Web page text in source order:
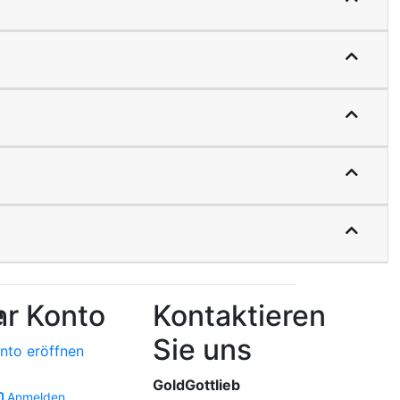
Konto
eröffnen
Anmelden
Kontaktieren
Sie uns
GoldGottlieb